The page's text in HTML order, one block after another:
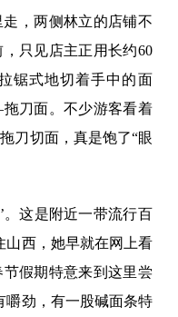
，两侧林立的店铺不
只见店主正用长约60
锯式地切着手中的面
刀面。不少游客看着
刀切面，真是饱了“眼
。这是附近一带流行百
山西，她早就在网上看
假期特意来到这里尝
嚼劲，有一股碱面条特